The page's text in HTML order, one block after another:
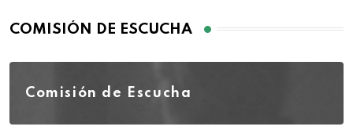
COMISIÓN DE ESCUCHA
Comisión de Escucha